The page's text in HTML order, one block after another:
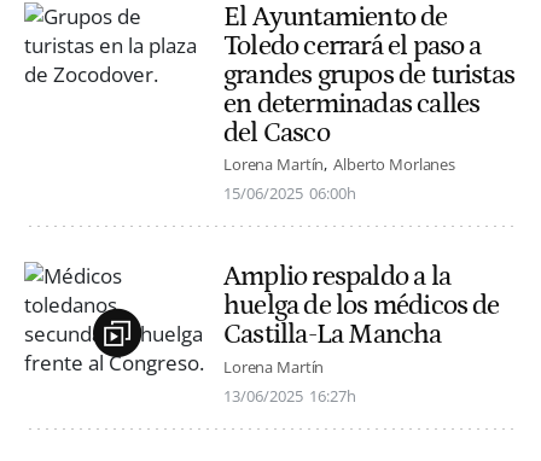
El Ayuntamiento de
Toledo cerrará el paso a
grandes grupos de turistas
en determinadas calles
del Casco
Lorena Martín Alberto Morlanes
15/06/2025 06:00h
Amplio respaldo a la
huelga de los médicos de
Castilla-La Mancha
Lorena Martín
13/06/2025 16:27h